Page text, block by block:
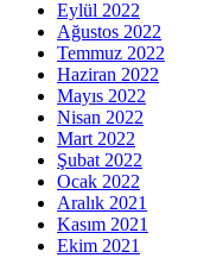
Eylül 2022
Ağustos 2022
Temmuz 2022
Haziran 2022
Mayıs 2022
Nisan 2022
Mart 2022
Şubat 2022
Ocak 2022
Aralık 2021
Kasım 2021
Ekim 2021